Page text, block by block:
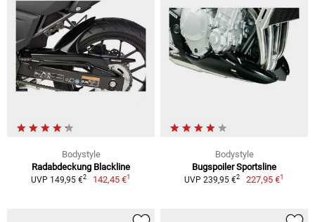
Bodystyle
Radabdeckung Blackline
UVP 149,95 €2 142,45 €1
Bodystyle
Bugspoiler Sportsline
UVP 239,95 €2 227,95 €1